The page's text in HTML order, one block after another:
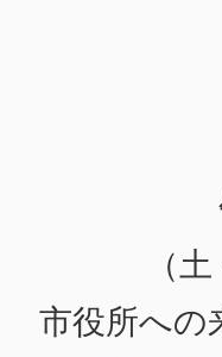
（
市役所への